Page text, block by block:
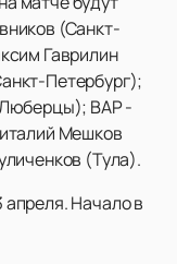
(Санкт-
Гаврилин
Петербург);
ВАР -
Мешков
(Тула).
Начало в